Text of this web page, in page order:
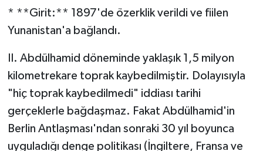
* **Girit:** 1897'de özerklik verildi ve fiilen
Yunanistan'a bağlandı.
II. Abdülhamid döneminde yaklaşık 1,5 milyon
kilometrekare toprak kaybedilmiştir. Dolayısıyla
"hiç toprak kaybedilmedi" iddiası tarihi
gerçeklerle bağdaşmaz. Fakat Abdülhamid'in
Berlin Antlaşması'ndan sonraki 30 yıl boyunca
uyguladığı denge politikası (İngiltere, Fransa ve